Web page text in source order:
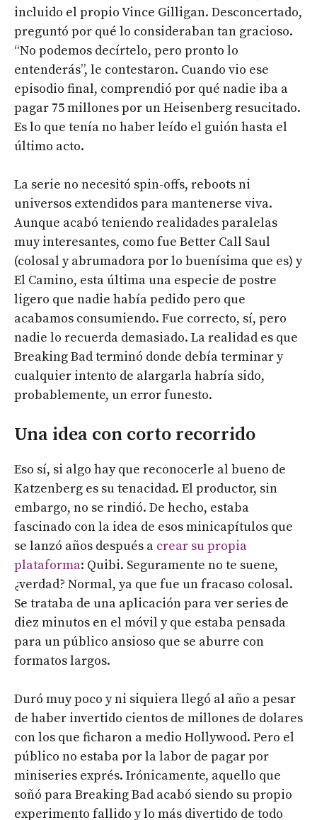
incluido el propio Vince Gilligan. Desconcertado,
preguntó por qué lo consideraban tan gracioso.
“No podemos decírtelo, pero pronto lo
entenderás”, le contestaron. Cuando vio ese
episodio final, comprendió por qué nadie iba a
pagar 75 millones por un Heisenberg resucitado.
Es lo que tenía no haber leído el guión hasta el
último acto.
La serie no necesitó spin-offs, reboots ni
universos extendidos para mantenerse viva.
Aunque acabó teniendo realidades paralelas
muy interesantes, como fue Better Call Saul
(colosal y abrumadora por lo buenísima que es) y
El Camino, esta última una especie de postre
ligero que nadie había pedido pero que
acabamos consumiendo. Fue correcto, sí, pero
nadie lo recuerda demasiado. La realidad es que
Breaking Bad terminó donde debía terminar y
cualquier intento de alargarla habría sido,
probablemente, un error funesto.
Una idea con corto recorrido
Eso sí, si algo hay que reconocerle al bueno de
Katzenberg es su tenacidad. El productor, sin
embargo, no se rindió. De hecho, estaba
fascinado con la idea de esos minicapítulos que
se lanzó años después a crear su propia
plataforma: Quibi. Seguramente no te suene,
¿verdad? Normal, ya que fue un fracaso colosal.
Se trataba de una aplicación para ver series de
diez minutos en el móvil y que estaba pensada
para un público ansioso que se aburre con
formatos largos.
Duró muy poco y ni siquiera llegó al año a pesar
de haber invertido cientos de millones de dolares
con los que ficharon a medio Hollywood. Pero el
público no estaba por la labor de pagar por
miniseries exprés. Irónicamente, aquello que
soñó para Breaking Bad acabó siendo su propio
experimento fallido y lo más divertido de todo